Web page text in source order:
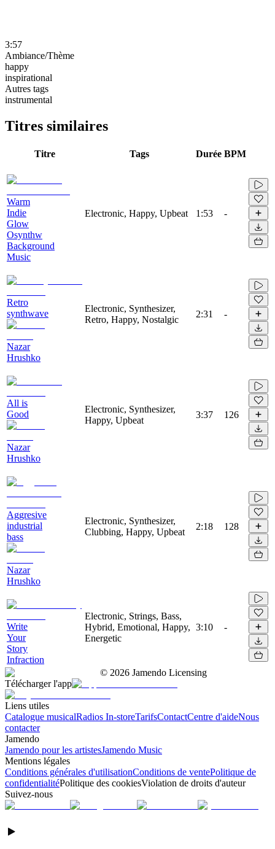
3:57
Ambiance/Thème
happy
inspirational
Autres tags
instrumental
Titres similaires
Titre Tags Durée BPM
Warm
Indie
Glow
Osynthw
Background
Music
Electronic, Happy, Upbeat 1:53 -
Retro
synthwave
Nazar
Hrushko
Electronic, Synthesizer,
Retro, Happy, Nostalgic
2:31 -
All is
Good
Nazar
Hrushko
Electronic, Synthesizer,
Happy, Upbeat
3:37 126
Aggresive
industrial
bass
Nazar
Hrushko
Electronic, Synthesizer,
Clubbing, Happy, Upbeat
2:18 128
Write
Your
Story
Infraction
Electronic, Strings, Bass,
Hybrid, Emotional, Happy,
Energetic
3:10 -
© 2026 Jamendo Licensing
Télécharger l'app
Liens utiles
Catalogue musicalRadios In-storeTarifsContactCentre d'aideNous
contacter
Jamendo
Jamendo pour les artistesJamendo Music
Mentions légales
Conditions générales d'utilisationConditions de ventePolitique de
confidentialitéPolitique des cookiesViolation de droits d'auteur
Suivez-nous